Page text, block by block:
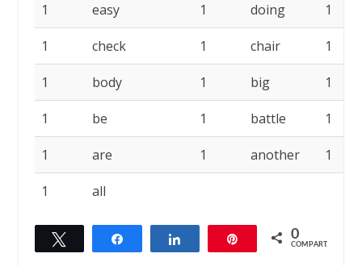
1 easy 1 doing 1
1 check 1 chair 1
1 body 1 big 1
1 be 1 battle 1
1 are 1 another 1
1 all
Compartilhar Compartilhar 0
COMPART.